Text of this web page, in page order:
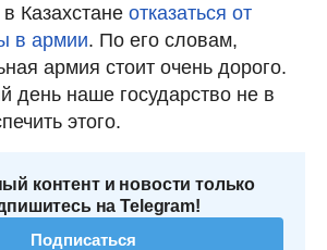
Казахстане отказаться от
в армии. По его словам,
армия стоит очень дорого.
день наше государство не в
этого.
контент и новости только
на Telegram!
Подписаться